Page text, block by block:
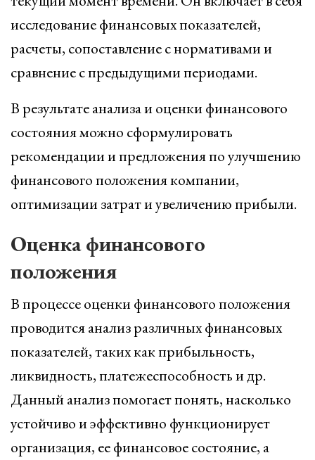
исследование финансовых показателей,
расчеты, сопоставление с нормативами и
сравнение с предыдущими периодами.
В результате анализа и оценки финансового
состояния можно сформулировать
рекомендации и предложения по улучшению
финансового положения компании,
оптимизации затрат и увеличению прибыли.
Оценка финансового
положения
В процессе оценки финансового положения
проводится анализ различных финансовых
показателей, таких как прибыльность,
ликвидность, платежеспособность и др.
Данный анализ помогает понять, насколько
устойчиво и эффективно функционирует
организация, ее финансовое состояние, а